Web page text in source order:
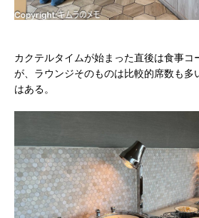
カクテルタイムが始まった直後は食事コ
が、ラウンジそのものは比較的席数も多
はある。